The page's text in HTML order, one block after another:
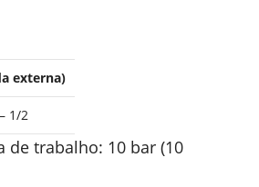
externa)
1/2
de trabalho: 10 bar (10